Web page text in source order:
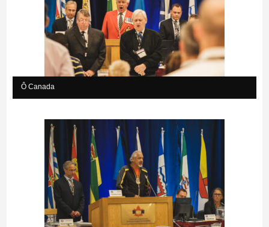
Ô Canada